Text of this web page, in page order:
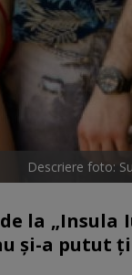
Descriere foto:
la
și-a putut